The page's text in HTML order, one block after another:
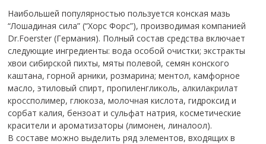
Наибольшей популярностью пользуется конская мазь
“Лошадиная сила” (“Хорс Форс”), производимая компанией
Dr.Foerster (Германия). Полный состав средства включает
следующие ингредиенты: вода особой очистки; экстракты
хвои сибирской пихты, мяты полевой, семян конского
каштана, горной арники, розмарина; ментол, камфорное
масло, этиловый спирт, пропиленгликоль, алкилакрилат
кроссполимер, глюкоза, молочная кислота, гидроксид и
сорбат калия, бензоат и сульфат натрия, косметические
красители и ароматизаторы (лимонен, линалоол).
В составе можно выделить ряд элементов, входящих в